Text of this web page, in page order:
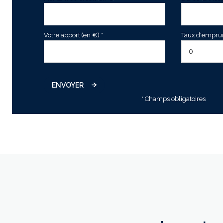
Votre apport (en €) * Taux
ENVOYER
* Champs obligatoires